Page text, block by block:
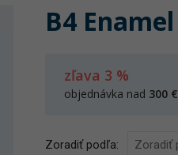
B4 Enamel
zľava 3 %
objednávka nad 300 €
Zoradiť podľa: